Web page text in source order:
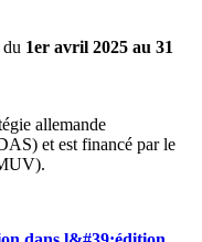
1er avril 2025 au 31
allemande
et est financé par le